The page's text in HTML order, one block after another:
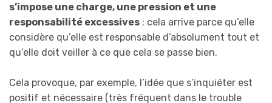
s’impose une charge, une pression et une
responsabilité excessives ; cela arrive parce qu’elle
considère qu’elle est responsable d’absolument tout et
qu’elle doit veiller à ce que cela se passe bien.
Cela provoque, par exemple, l’idée que s’inquiéter est
positif et nécessaire (très fréquent dans le trouble